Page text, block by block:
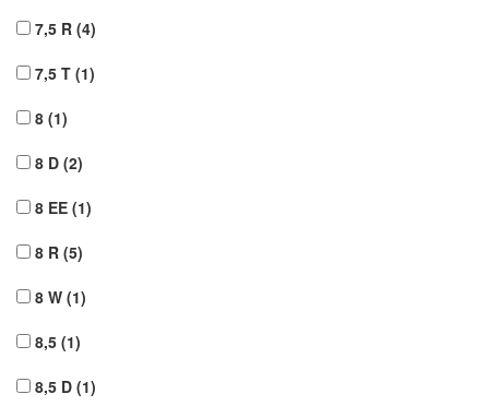
7,5 R (4)
7,5 T (1)
8 (1)
8 D (2)
8 EE (1)
8 R (5)
8 W (1)
8,5 (1)
8,5 D (1)